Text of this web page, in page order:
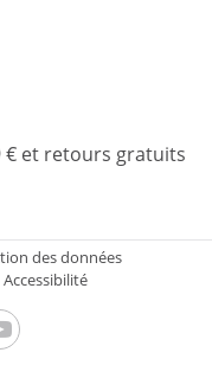
et retours gratuits
des données
Accessibilité